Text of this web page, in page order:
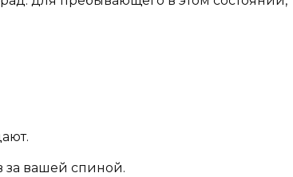
за вашей спиной.